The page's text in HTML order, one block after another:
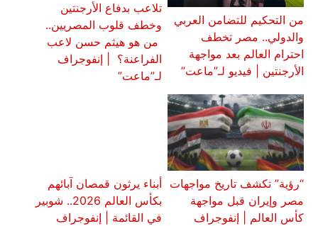
من التحكيم للتضامن العربي
والدولي.. مصر تخطف
احترام العالم بعد مواجهة
الأرجنتين | فيديو لـ”ماعت”
تلاعب بدفاع الأرجنتين
وخطف قلوب المصريين..
من هو هيثم حسن لاعب
الفراعنة؟ | إنفوجراف
لـ”ماعت”
“رؤية” تكشف تاريخ مواجهات
مصر وإيران قبل مواجهة
كأس العالم | إنفوجراف
أبناء يرثون قمصان آبائهم
بكأس العالم 2026.. شوبير
في القائمة | إنفوجراف